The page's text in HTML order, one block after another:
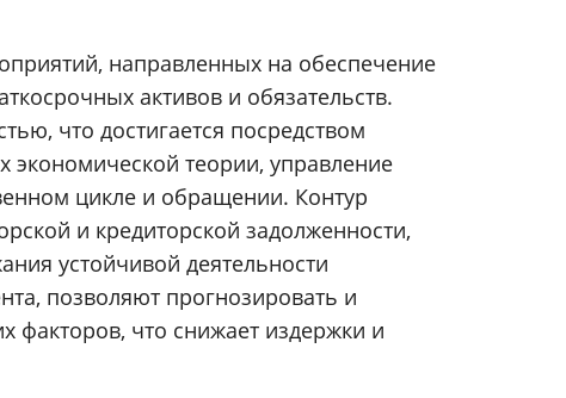
направленных на обеспечение
активов и обязательств.
что достигается посредством
экономической теории, управление
цикле и обращении. Контур
и кредиторской задолженности,
устойчивой деятельности
позволяют прогнозировать и
факторов, что снижает издержки и